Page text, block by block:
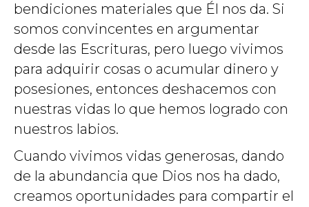
bendiciones materiales que Él nos da. Si
somos convincentes en argumentar
desde las Escrituras, pero luego vivimos
para adquirir cosas o acumular dinero y
posesiones, entonces deshacemos con
nuestras vidas lo que hemos logrado con
nuestros labios.
Cuando vivimos vidas generosas, dando
de la abundancia que Dios nos ha dado,
creamos oportunidades para compartir el